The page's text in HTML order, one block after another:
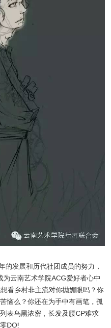
的发展和历代社团成员的努力，
云南艺术学院ACG爱好者心中
看乡村非主流对你抛媚眼吗？你
恼么？你还在为手中有画笔，孤
表乌黑浓密，长发及腰CP难求
DO!